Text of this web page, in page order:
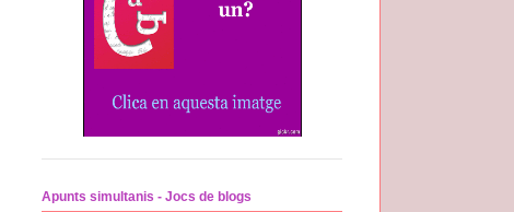
Apunts simultanis - Jocs de blogs